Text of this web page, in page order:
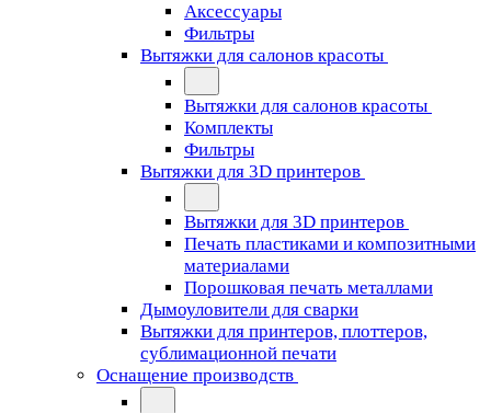
Аксессуары
Фильтры
Вытяжки для салонов красоты
Вытяжки для салонов красоты
Комплекты
Фильтры
Вытяжки для 3D принтеров
Вытяжки для 3D принтеров
Печать пластиками и композитными
материалами
Порошковая печать металлами
Дымоуловители для сварки
Вытяжки для принтеров, плоттеров,
сублимационной печати
Оснащение производств